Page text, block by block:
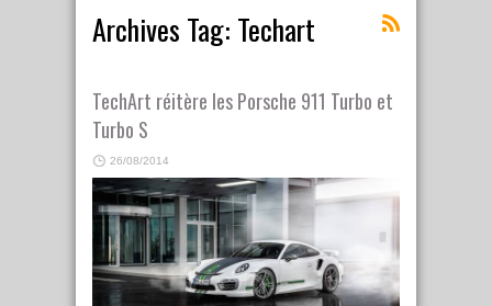
Archives Tag: Techart
TechArt réitère les Porsche 911 Turbo et
Turbo S
26/08/2014